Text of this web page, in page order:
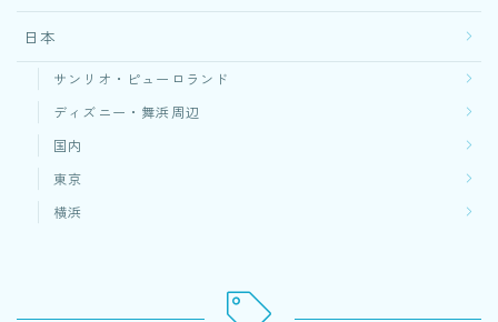
日本
サンリオ・ピューロランド
ディズニー・舞浜周辺
国内
東京
横浜